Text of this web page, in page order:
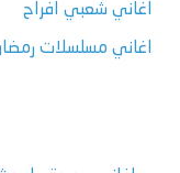
اغاني شعبي افراح
اغاني مسلسلات